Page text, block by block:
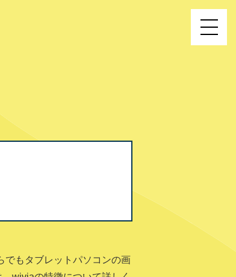
でもタブレットパソコンの画